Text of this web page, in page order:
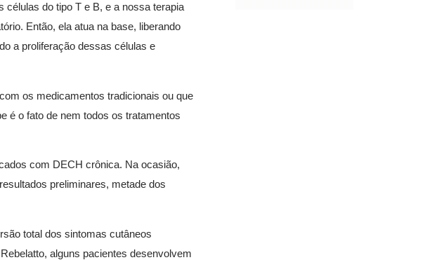
células do tipo T e B, e a nossa terapia
Então, ela atua na base, liberando
a proliferação dessas células e
os medicamentos tradicionais ou que
é o fato de nem todos os tratamentos
com DECH crônica. Na ocasião,
preliminares, metade dos
total dos sintomas cutâneos
alguns pacientes desenvolvem